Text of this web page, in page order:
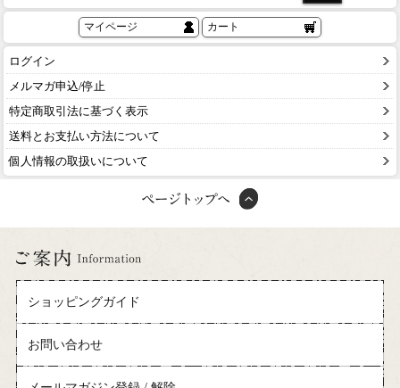
マイページ カート
ログイン
メルマガ申込/停止
特定商取引法に基づく表示
送料とお支払い方法について
個人情報の取扱いについて
ショッピングガイド
お問い合わせ